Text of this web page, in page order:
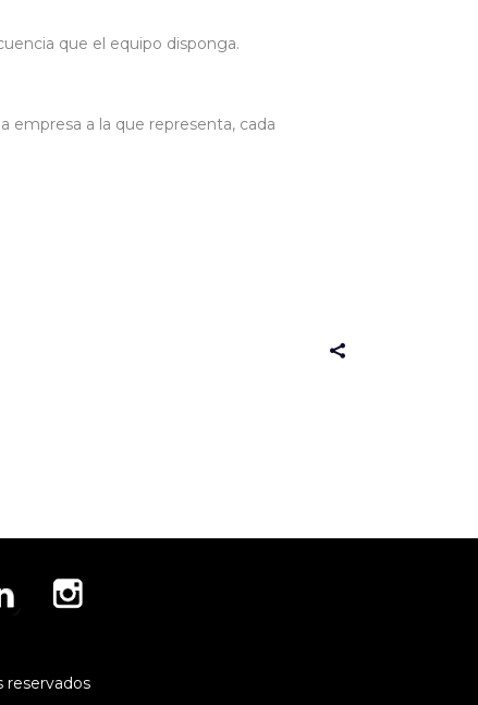
que el equipo disponga.
empresa a la que representa, cada
reservados